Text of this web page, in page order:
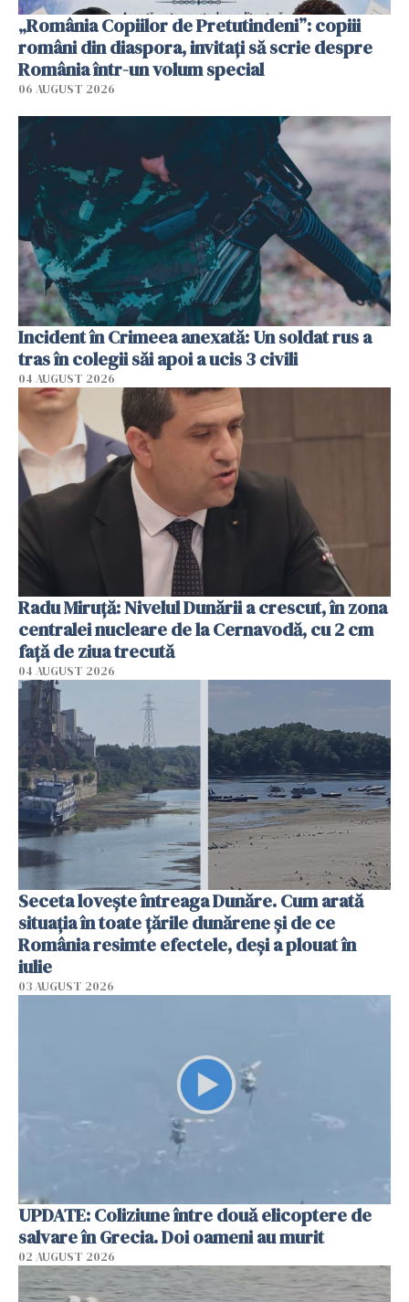
„România Copiilor de Pretutindeni”: copiii
români din diaspora, invitați să scrie despre
România într-un volum special
06 AUGUST 2026
Incident în Crimeea anexată: Un soldat rus a
tras în colegii săi apoi a ucis 3 civili
04 AUGUST 2026
Radu Miruţă: Nivelul Dunării a crescut, în zona
centralei nucleare de la Cernavodă, cu 2 cm
faţă de ziua trecută
04 AUGUST 2026
Seceta lovește întreaga Dunăre. Cum arată
situația în toate țările dunărene și de ce
România resimte efectele, deși a plouat în
iulie
03 AUGUST 2026
UPDATE: Coliziune între două elicoptere de
salvare în Grecia. Doi oameni au murit
02 AUGUST 2026